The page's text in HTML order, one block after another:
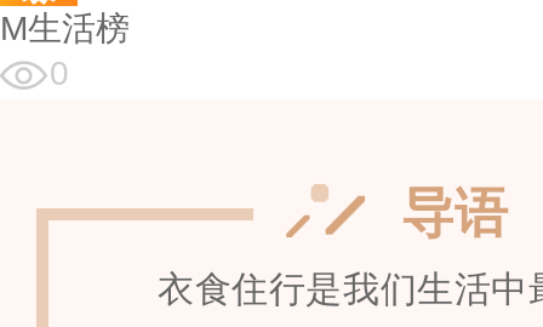
M生活榜
0
导语
衣食住行是我们生活中